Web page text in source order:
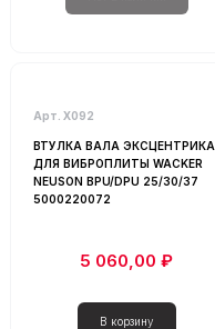
Арт. Х092
ВТУЛКА ВАЛА ЭКСЦЕНТРИКА
ДЛЯ ВИБРОПЛИТЫ WACKER
NEUSON BPU/DPU 25/30/37
5000220072
5 060,00 ₽